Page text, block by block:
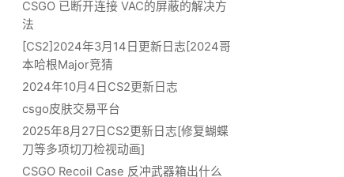
CSGO 已断开连接 VAC的屏蔽的解决方
法
[CS2]2024年3月14日更新日志[2024哥
本哈根Major竞猜
2024年10月4日CS2更新日志
csgo皮肤交易平台
2025年8月27日CS2更新日志[修复蝴蝶
刀等多项切刀检视动画]
CSGO Recoil Case 反冲武器箱出什么